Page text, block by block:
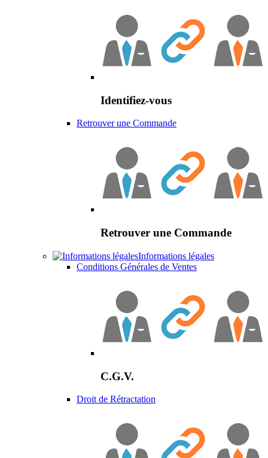
Identifiez-vous
Retrouver une Commande
Retrouver une Commande
Informations légales
Conditions Générales de Ventes
C.G.V.
Droit de Rétractation